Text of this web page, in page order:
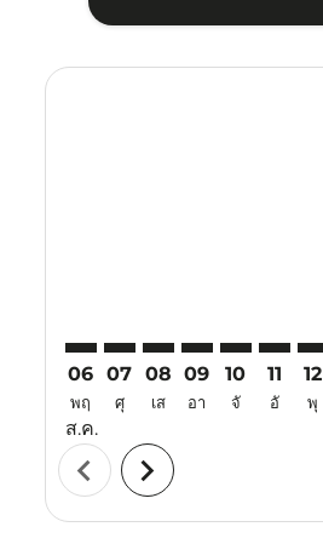
06
พฤ
ส.ค.
07
ศุ
08
เส
09
อา
10
จั
11
อั
12
พุ
chevron_left chevron_right